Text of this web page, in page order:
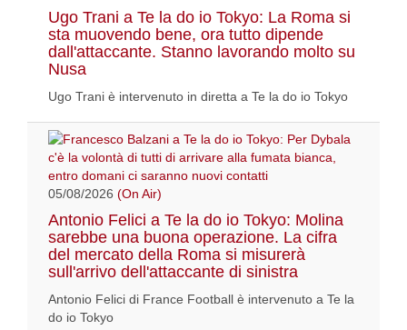
Ugo Trani a Te la do io Tokyo: La Roma si
sta muovendo bene, ora tutto dipende
dall'attaccante. Stanno lavorando molto su
Nusa
Ugo Trani è intervenuto in diretta a Te la do io Tokyo
05/08/2026 (On Air)
Antonio Felici a Te la do io Tokyo: Molina
sarebbe una buona operazione. La cifra
del mercato della Roma si misurerà
sull'arrivo dell'attaccante di sinistra
Antonio Felici di France Football è intervenuto a Te la
do io Tokyo